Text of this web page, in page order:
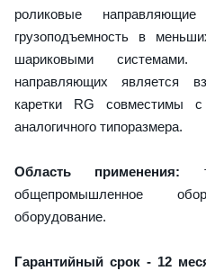
роликовые
грузоподъемность в
шариковыми
направляющих является
каретки RG совместимы
аналогичного типоразмера.
Область применения:
общепромышленное
оборудование.
Гарантийный срок - 12